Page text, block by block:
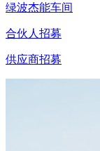
绿波杰能车间
合伙人招募
供应商招募